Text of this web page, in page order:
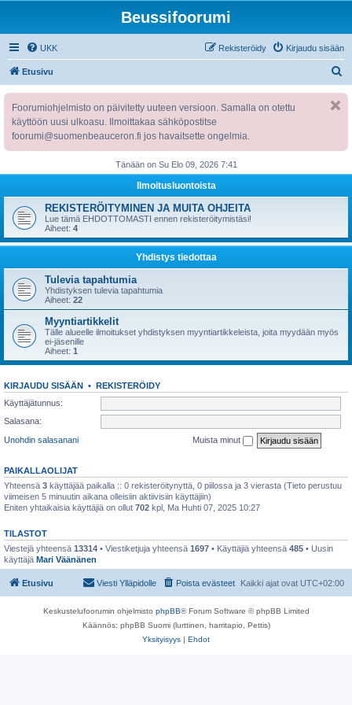
Beussifoorumi
UKK Kirjaudu sisään
Rekisteröidy
Etusivu
Foorumiohjelmisto on päivitetty uuteen versioon. Samalla on otettu
käyttöön uusi ulkoasu. Ilmoittakaa sähköpostitse
foorumi@suomenbeauceron.fi jos havaitsette ongelmia.
Tänään on Su Elo 09, 2026 7:41
Ilmoitusluontoista
REKISTERÖITYMINEN JA MUITA OHJEITA
Lue tämä EHDOTTOMASTI ennen rekisteröitymistäsi!
Aiheet: 4
Yhdistys tiedottaa
Tulevia tapahtumia
Yhdistyksen tulevia tapahtumia
Aiheet: 22
Myyntiartikkelit
Tälle alueelle ilmoitukset yhdistyksen myyntiartikkeleista, joita myydään myös
ei-jäsenille
Aiheet: 1
KIRJAUDU SISÄÄN • REKISTERÖIDY
Käyttäjätunnus:
Salasana:
Unohdin salasanani
Muista minut
PAIKALLAOLIJAT
Yhteensä 3 käyttäjää paikalla :: 0 rekisteröitynyttä, 0 piilossa ja 3 vierasta (Tieto perustuu
viimeisen 5 minuutin aikana olleisiin aktiivisiin käyttäjiin)
Eniten yhtaikaisia käyttäjiä on ollut 702 kpl, Ma Huhti 07, 2025 10:27
TILASTOT
Viestejä yhteensä 13314 • Viestiketjuja yhteensä 1697 • Käyttäjiä yhteensä 485 • Uusin
käyttäjä Mari Väänänen
Etusivu Kaikki ajat ovat UTC+02:00
Poista evästeet
Viesti Ylläpidolle
Keskustelufoorumin ohjelmisto phpBB® Forum Software © phpBB Limited
Käännös: phpBB Suomi (lurttinen, harritapio, Pettis)
Yksityisyys | Ehdot